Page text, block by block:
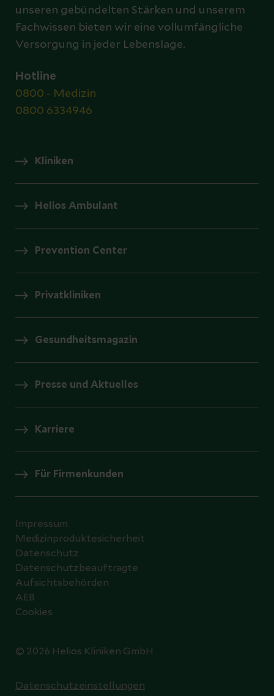
unseren gebündelten Stärken und unserem
Fachwissen bieten wir eine vollumfängliche
Versorgung in jeder Lebenslage.
Hotline
0800 - Medizin
0800 6334946
Kliniken
Helios Ambulant
Prevention Center
Privatkliniken
Gesundheitsmagazin
Presse und Aktuelles
Karriere
Für Firmenkunden
© 2026 Helios Kliniken GmbH
Impressum
Medizinproduktesicherheit
Datenschutz
Datenschutzbeauftragte
Aufsichtsbehörden
AEB
Cookies
Datenschutzeinstellungen